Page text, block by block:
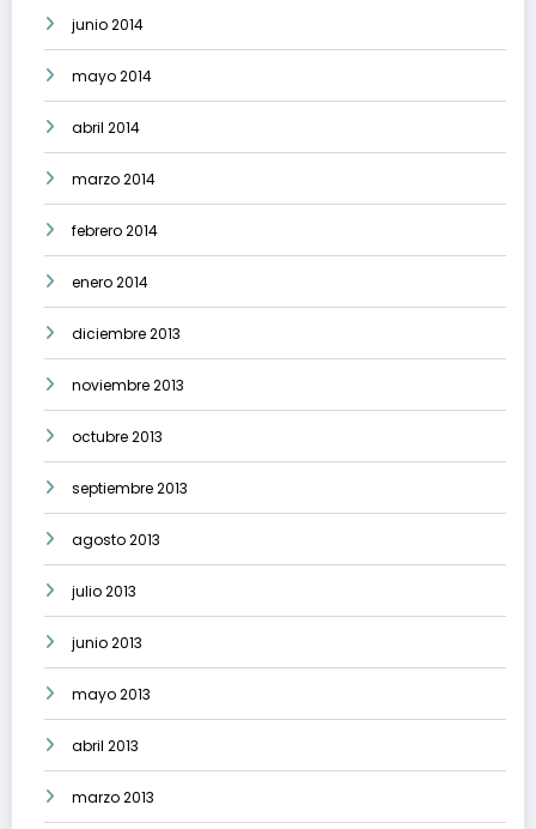
junio 2014
mayo 2014
abril 2014
marzo 2014
febrero 2014
enero 2014
diciembre 2013
noviembre 2013
octubre 2013
septiembre 2013
agosto 2013
julio 2013
junio 2013
mayo 2013
abril 2013
marzo 2013